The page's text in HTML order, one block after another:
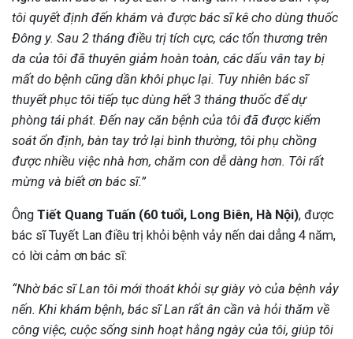
tôi quyết định đến khám và được bác sĩ kê cho dùng thuốc
Đông y. Sau 2 tháng điều trị tích cực, các tổn thương trên
da của tôi đã thuyên giảm hoàn toàn, các dấu vân tay bị
mất do bệnh cũng dần khôi phục lại. Tuy nhiên bác sĩ
thuyết phục tôi tiếp tục dùng hết 3 tháng thuốc để dự
phòng tái phát. Đến nay căn bệnh của tôi đã được kiểm
soát ổn định, bàn tay trở lại bình thường, tôi phụ chồng
được nhiều việc nhà hơn, chăm con dễ dàng hơn. Tôi rất
mừng và biết ơn bác sĩ.”
Ông Tiết Quang Tuấn (60 tuổi, Long Biên, Hà Nội), được
bác sĩ Tuyết Lan điều trị khỏi bệnh vảy nến dai dẳng 4 năm,
có lời cảm ơn bác sĩ:
“Nhờ bác sĩ Lan tôi mới thoát khỏi sự giày vò của bệnh vảy
nến. Khi khám bệnh, bác sĩ Lan rất ân cần và hỏi thăm về
công việc, cuộc sống sinh hoạt hằng ngày của tôi, giúp tôi